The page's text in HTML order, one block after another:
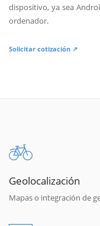
dispositivo, ya sea
ordenador.
Solicitar cotización ↗
Geolocalización
Mapas o integración de